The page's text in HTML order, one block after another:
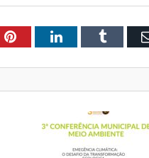
PinterestLinkedInTumblr